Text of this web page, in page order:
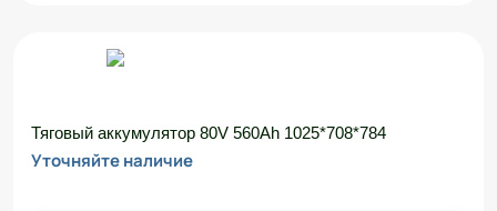
Тяговый аккумулятор 80V 560Ah 1025*708*784
Уточняйте наличие